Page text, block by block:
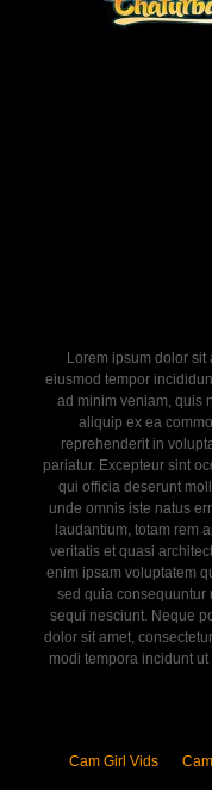
Lorem ipsum dolor
eiusmod tempor
ad minim veniam, quis
aliquip ex ea
reprehenderit in
pariatur. Excepteur sint
qui officia deserunt
unde omnis iste natus
laudantium, totam rem
veritatis et quasi
enim ipsam voluptatem
sed quia consequuntur
sequi nesciunt. Neque
dolor sit amet,
modi tempora incidunt
Cam Girl Vids